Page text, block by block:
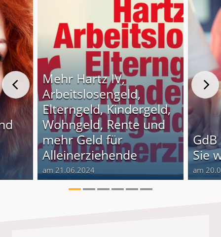
Mehr Hartz IV,
Arbeitslosengeld,
Elterngeld, Kindergeld,
Wohngeld, Rente und
mehr Geld für
Alleinerziehende
am 21.06.2024
Sie
am